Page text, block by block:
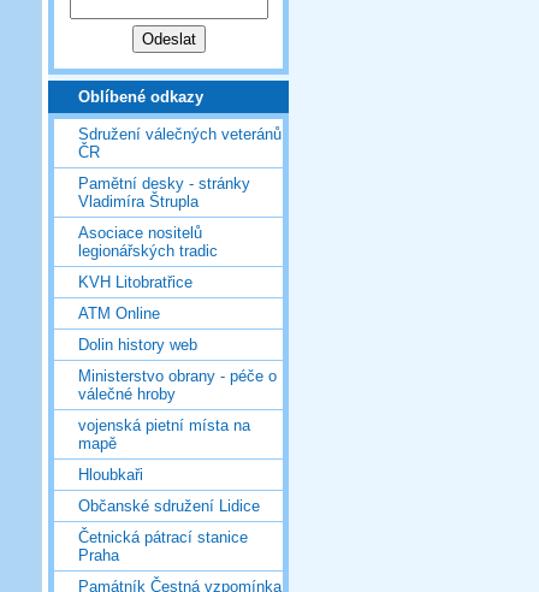
Oblíbené odkazy
Sdružení válečných veteránů
ČR
Pamětní desky - stránky
Vladimíra Štrupla
Asociace nositelů
legionářských tradic
KVH Litobratřice
ATM Online
Dolin history web
Ministerstvo obrany - péče o
válečné hroby
vojenská pietní místa na
mapě
Hloubkaři
Občanské sdružení Lidice
Četnická pátrací stanice
Praha
Památník Čestná vzpomínka